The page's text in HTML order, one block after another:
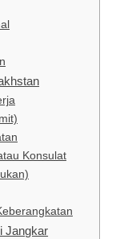
Konsulat
Jangkar